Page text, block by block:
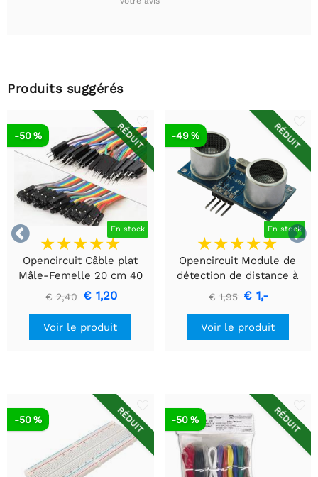
Produits suggérés


RÉDUIT
En stock
-50 %
Opencircuit Câble plat
Mâle-Femelle 20 cm 40
pièces
€ 2,40 € 1,20
Voir le produit
RÉDUIT
En stock
-49 %
Opencircuit Module de
détection de distance à
ultrasons HC-SR04
€ 1,95 € 1,-
Voir le produit
RÉDUIT
-50 % RÉDUIT
-50 %